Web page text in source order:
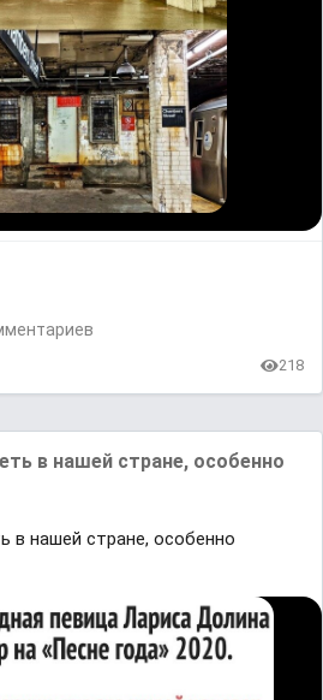
218
в нашей стране, особенно
в нашей стране, особенно